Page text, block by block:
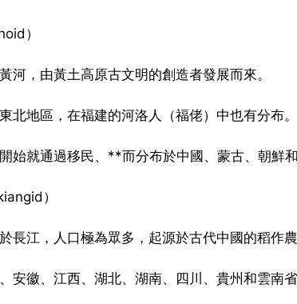
）
河，由黃土高原古文明的創造者發展而來。
北地區，在福建的河洛人（福佬）中也有分布。
始就通過移民、**而分布於中國、蒙古、朝鮮和
）
長江，人口極為眾多，起源於古代中國的稻作農
安徽、江西、湖北、湖南、四川、貴州和雲南省